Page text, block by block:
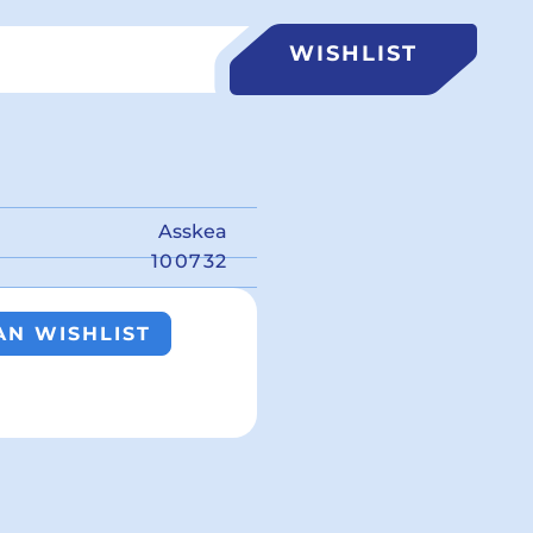
WISHLIST
Asskea
100732
WISHLIST